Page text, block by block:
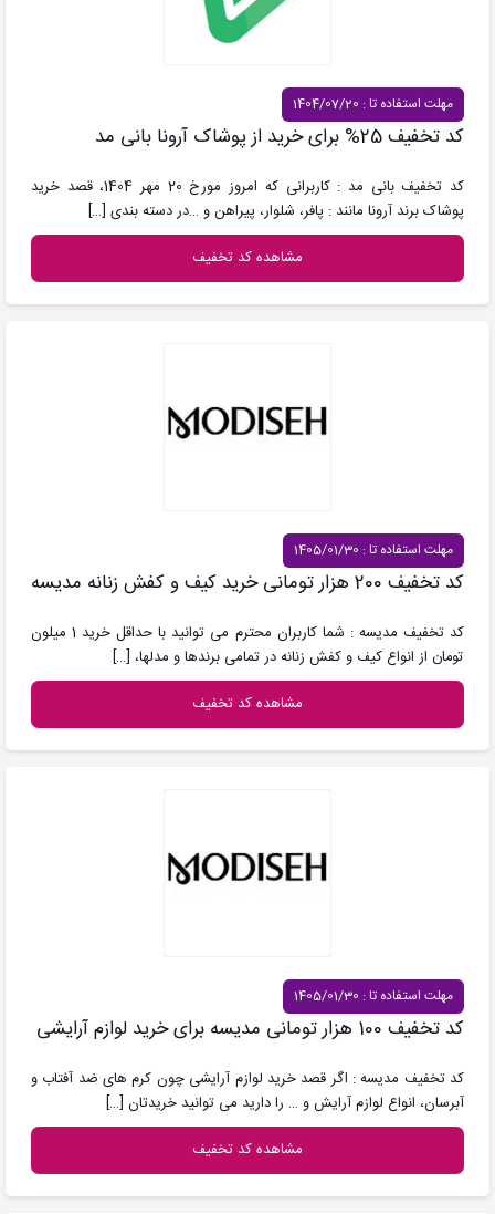
مهلت استفاده تا : 1404/07/20
کد تخفیف 25% برای خرید از پوشاک آرونا بانی مد
کد تخفیف بانی مد : کاربرانی که امروز مورخ 20 مهر 1404، قصد خرید
پوشاک برند آرونا مانند : پافر، شلوار، پیراهن و …در دسته بندی […]
مشاهده کد تخفیف
مهلت استفاده تا : 1405/01/30
کد تخفیف 200 هزار تومانی خرید کیف و کفش زنانه مدیسه
کد تخفیف مدیسه : شما کاربران محترم می توانید با حداقل خرید 1 میلون
تومان از انواع کیف و کفش زنانه در تمامی برندها و مدلها، […]
مشاهده کد تخفیف
مهلت استفاده تا : 1405/01/30
کد تخفیف 100 هزار تومانی مدیسه برای خرید لوازم آرایشی
کد تخفیف مدیسه : اگر قصد خرید لوازم آرایشی چون کرم های ضد آفتاب و
آبرسان، انواع لوازم آرایش و … را دارید می توانید خریدتان […]
مشاهده کد تخفیف